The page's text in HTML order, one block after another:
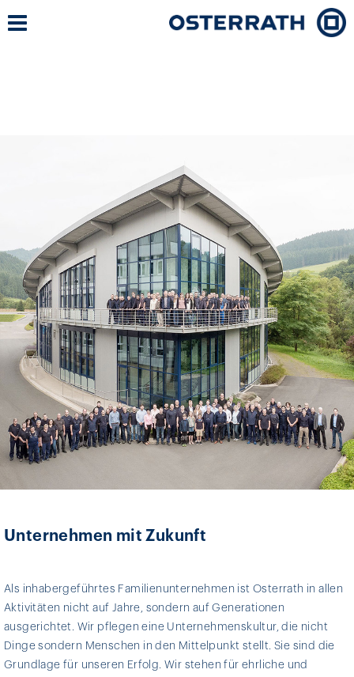
Unternehmen mit Zukunft
Als inhabergeführtes Familienunternehmen ist Osterrath in allen
Aktivitäten nicht auf Jahre, sondern auf Generationen
ausgerichtet. Wir pflegen eine Unternehmenskultur, die nicht
Dinge sondern Menschen in den Mittelpunkt stellt. Sie sind die
Grundlage für unseren Erfolg. Wir stehen für ehrliche und